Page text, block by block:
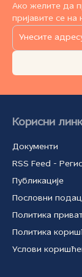
Ако желите да
пријавите се на
Корисни
Документи
RSS Feed -
Публикације
Пословни
Политика
Политика
Услови